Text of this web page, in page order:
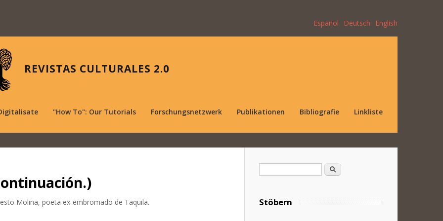
Español Deutsch English
REVISTAS CULTURALES 2.0
"How To": Our Tutorials Forschungsnetzwerk Publikationen Bibliografie Linkliste
Molina, poeta ex-embromado de Taquila.
Suche
Stöbern